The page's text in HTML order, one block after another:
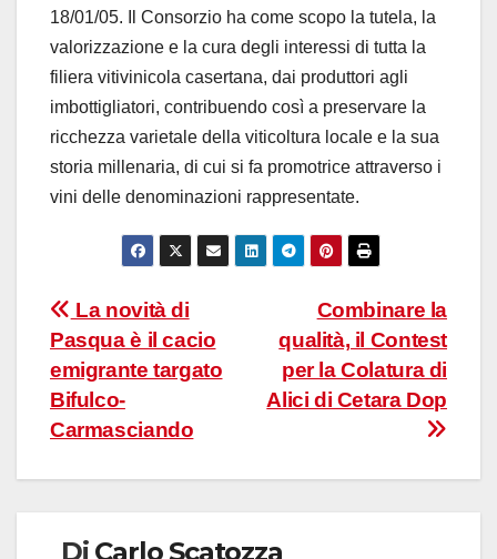
18/01/05. Il Consorzio ha come scopo la tutela, la
valorizzazione e la cura degli interessi di tutta la
filiera vitivinicola casertana, dai produttori agli
imbottigliatori, contribuendo così a preservare la
ricchezza varietale della viticoltura locale e la sua
storia millenaria, di cui si fa promotrice attraverso i
vini delle denominazioni rappresentate.
Navigazione
articoli
Combinare la
qualità, il Contest
per la Colatura di
Alici di Cetara Dop
La novità di
Pasqua è il cacio
emigrante targato
Bifulco-
Carmasciando
Di Carlo Scatozza